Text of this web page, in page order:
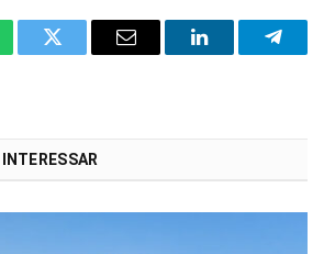
Twitter Email LinkedIn